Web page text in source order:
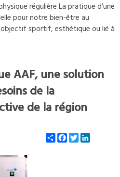
régulière La pratique d’une
pour notre bien-être au
objectif sportif, esthétique ou lié à
AAF, une solution
de la
de la région
ShareFacebook
Twitter